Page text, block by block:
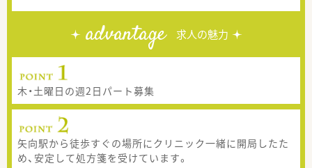
advantage 求人の魅力
木・土曜日の週2日パート募集
矢向駅から徒歩すぐの場所にクリニック一緒に開局したた
め、安定して処方箋を受けています。